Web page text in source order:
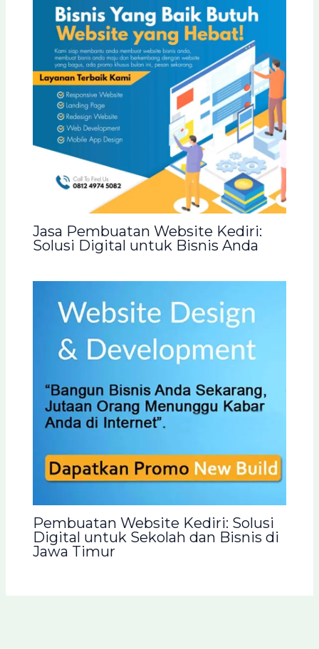
Jasa Pembuatan Website Kediri:
Solusi Digital untuk Bisnis Anda
Pembuatan Website Kediri: Solusi
Digital untuk Sekolah dan Bisnis di
Jawa Timur